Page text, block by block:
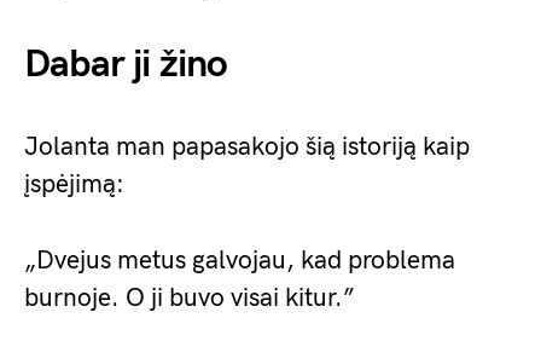
Dabar ji žino
Jolanta man papasakojo šią istoriją kaip
įspėjimą:
„Dvejus metus galvojau, kad problema
burnoje. O ji buvo visai kitur.”